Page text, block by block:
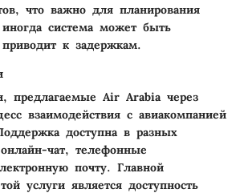
что важно для планирования
система может быть
к задержкам.
предлагаемые Air Arabia через
взаимодействия с авиакомпанией
доступна в разных
чат, телефонные
почту. Главной
услуги является доступность